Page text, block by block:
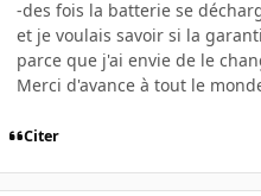
-des fois la batterie se
et je voulais savoir si la
parce que j'ai envie de le
Merci d'avance à tout le
Citer